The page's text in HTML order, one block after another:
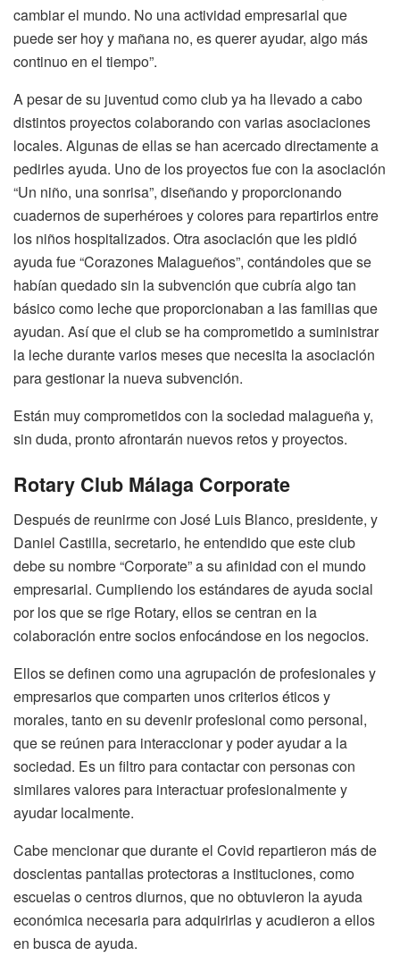
cambiar el mundo. No una actividad empresarial que
puede ser hoy y mañana no, es querer ayudar, algo más
continuo en el tiempo”.
A pesar de su juventud como club ya ha llevado a cabo
distintos proyectos colaborando con varias asociaciones
locales. Algunas de ellas se han acercado directamente a
pedirles ayuda. Uno de los proyectos fue con la asociación
“Un niño, una sonrisa”, diseñando y proporcionando
cuadernos de superhéroes y colores para repartirlos entre
los niños hospitalizados. Otra asociación que les pidió
ayuda fue “Corazones Malagueños”, contándoles que se
habían quedado sin la subvención que cubría algo tan
básico como leche que proporcionaban a las familias que
ayudan. Así que el club se ha comprometido a suministrar
la leche durante varios meses que necesita la asociación
para gestionar la nueva subvención.
Están muy comprometidos con la sociedad malagueña y,
sin duda, pronto afrontarán nuevos retos y proyectos.
Rotary Club Málaga Corporate
Después de reunirme con José Luis Blanco, presidente, y
Daniel Castilla, secretario, he entendido que este club
debe su nombre “Corporate” a su afinidad con el mundo
empresarial. Cumpliendo los estándares de ayuda social
por los que se rige Rotary, ellos se centran en la
colaboración entre socios enfocándose en los negocios.
Ellos se definen como una agrupación de profesionales y
empresarios que comparten unos criterios éticos y
morales, tanto en su devenir profesional como personal,
que se reúnen para interaccionar y poder ayudar a la
sociedad. Es un filtro para contactar con personas con
similares valores para interactuar profesionalmente y
ayudar localmente.
Cabe mencionar que durante el Covid repartieron más de
doscientas pantallas protectoras a instituciones, como
escuelas o centros diurnos, que no obtuvieron la ayuda
económica necesaria para adquirirlas y acudieron a ellos
en busca de ayuda.